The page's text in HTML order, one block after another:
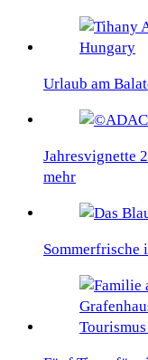
Urlaub am
Jahresvignette
mehr
Sommerfrische